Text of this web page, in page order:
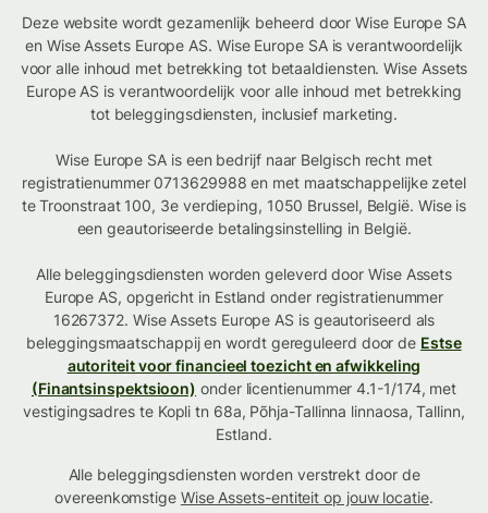
Deze website wordt gezamenlijk beheerd door Wise Europe SA
en Wise Assets Europe AS. Wise Europe SA is verantwoordelijk
voor alle inhoud met betrekking tot betaaldiensten. Wise Assets
Europe AS is verantwoordelijk voor alle inhoud met betrekking
tot beleggingsdiensten, inclusief marketing.
Wise Europe SA is een bedrijf naar Belgisch recht met
registratienummer 0713629988 en met maatschappelijke zetel
te Troonstraat 100, 3e verdieping, 1050 Brussel, België. Wise is
een geautoriseerde betalingsinstelling in België.
Alle beleggingsdiensten worden geleverd door Wise Assets
Europe AS, opgericht in Estland onder registratienummer
16267372. Wise Assets Europe AS is geautoriseerd als
beleggingsmaatschappij en wordt gereguleerd door de Estse
autoriteit voor financieel toezicht en afwikkeling
(Finantsinspektsioon) onder licentienummer 4.1-1/174, met
vestigingsadres te Kopli tn 68a, Põhja-Tallinna linnaosa, Tallinn,
Estland.
Alle beleggingsdiensten worden verstrekt door de
overeenkomstige Wise Assets-entiteit op jouw locatie.